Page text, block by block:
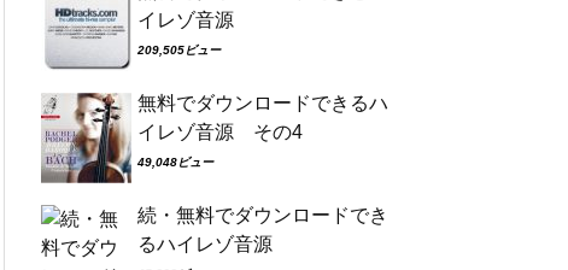
イレゾ音源
209,505ビュー
無料でダウンロードできるハ
イレゾ音源 その4
49,048ビュー
続・無料でダウンロードでき
るハイレゾ音源